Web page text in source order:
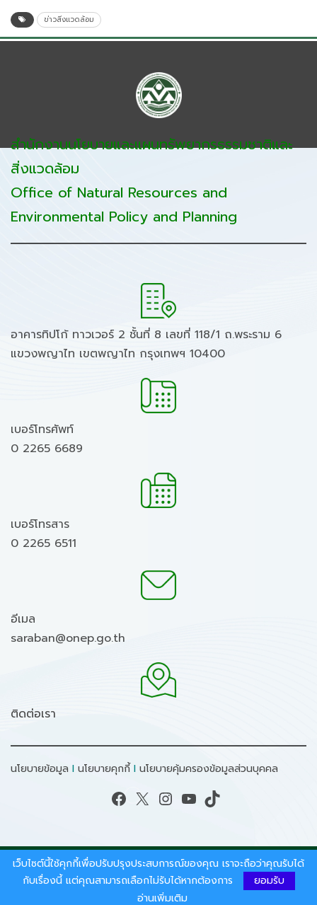
ข่าวสิ่งแวดล้อม
สำนักงานนโยบายและแผนทรัพยากรธรรมชาติและ
สิ่งแวดล้อม
Office of Natural Resources and
Environmental Policy and Planning
อาคารทิปโก้ ทาวเวอร์ 2 ชั้นที่ 8 เลขที่ 118/1 ถ.พระราม 6
แขวงพญาไท เขตพญาไท กรุงเทพฯ 10400
เบอร์โทรศัพท์
0 2265 6689
เบอร์โทรสาร
0 2265 6511
อีเมล
saraban@onep.go.th
ติดต่อเรา
นโยบายข้อมูล I นโยบายคุกกี้ I นโยบายคุ้มครองข้อมูลส่วนบุคคล
Facebook X Instagram YouTube TikTok
สงวนลิขสิทธิ์ © 2026 - สำนักงานนโยบายและแผน
ทรัพยากรธรรมชาติและสิ่งแวดล้อม.
เว็บไซต์นี้ใช้คุกกี้เพื่อปรับปรุงประสบการณ์ของคุณ เราจะถือว่าคุณรับได้
กับเรื่องนี้ แต่คุณสามารถเลือกไม่รับได้หากต้องการ
ยอมรับ
อ่านเพิ่มเติม